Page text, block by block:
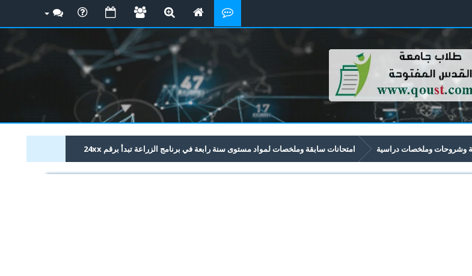
وشروحات وملخصات دراسية امتحانات سابقة وملخصات لمواد مستوى سنة رابعة في برنامج الزراعة تبدأ برقم 24xx